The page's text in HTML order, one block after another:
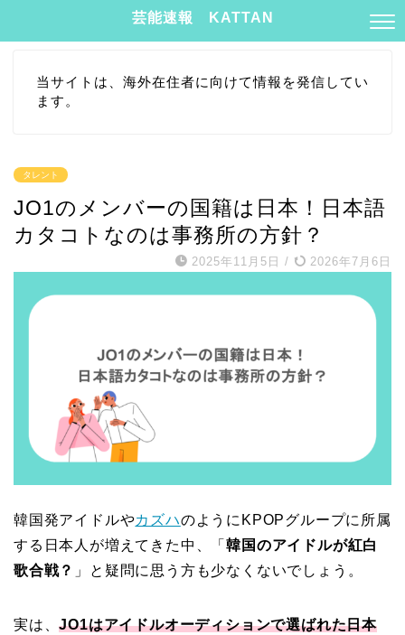
芸能速報 KATTAN
当サイトは、海外在住者に向けて情報を発信してい
ます。
タレント
JO1のメンバーの国籍は日本！日本語
カタコトなのは事務所の方針？
2025年11月5日 / 2026年7月6日
韓国発アイドルやカズハのようにKPOPグループに所属
する日本人が増えてきた中、「韓国のアイドルが紅白
歌合戦？ 」と疑問に思う方も少なくないでしょう。
実は、JO1はアイドルオーディションで選ばれた日本